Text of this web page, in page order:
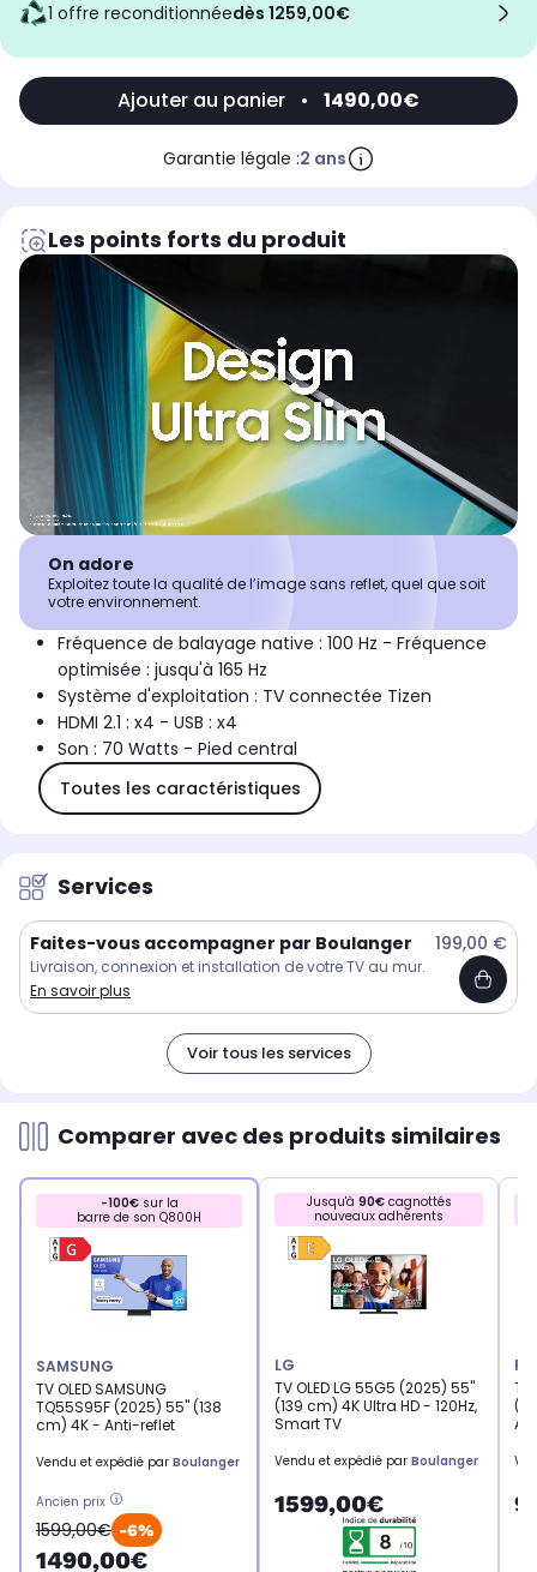
1 offre reconditionnée dès 1259,00€
Ajouter au panier • 1490,00€
Garantie légale :2 ans
Les points forts du produit
On adore
Exploitez toute la qualité de l’image sans reflet, quel que soit
votre environnement.
Fréquence de balayage native : 100 Hz - Fréquence
optimisée : jusqu'à 165 Hz
Système d'exploitation : TV connectée Tizen
HDMI 2.1 : x4 - USB : x4
Son : 70 Watts - Pied central
Toutes les caractéristiques
Services
Faites-vous accompagner par Boulanger 199,00 €
Livraison, connexion et installation de votre TV au mur.
En savoir plus
Voir tous les services
Comparer avec des produits similaires
-100€sur la
barre de son Q800H
SAMSUNG
TV OLED SAMSUNG
TQ55S95F (2025) 55" (138
cm) 4K - Anti-reflet
Vendu et expédié par Boulanger
Ancien prix
1599,00€ -6%
1490,00€
Jusqu'à 90€cagnottés
nouveaux adhérents
LG
TV OLED LG 55G5 (2025) 55"
(139 cm) 4K Ultra HD - 120Hz,
Smart TV
Vendu et expédié par Boulanger
1599,00€
TV